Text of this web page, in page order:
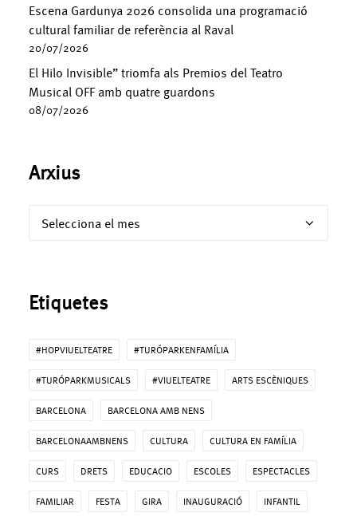
Escena Gardunya 2026 consolida una programació
cultural familiar de referència al Raval
20/07/2026
El Hilo Invisible” triomfa als Premios del Teatro
Musical OFF amb quatre guardons
08/07/2026
Arxius
Arxius
Etiquetes
#HOPVIUELTEATRE #TURÓPARKENFAMÍLIA
#TURÓPARKMUSICALS #VIUELTEATRE ARTS ESCÈNIQUES
BARCELONA BARCELONA AMB NENS
BARCELONAAMBNENS CULTURA CULTURA EN FAMÍLIA
CURS DRETS EDUCACIO ESCOLES ESPECTACLES
FAMILIAR FESTA GIRA INAUGURACIÓ INFANTIL